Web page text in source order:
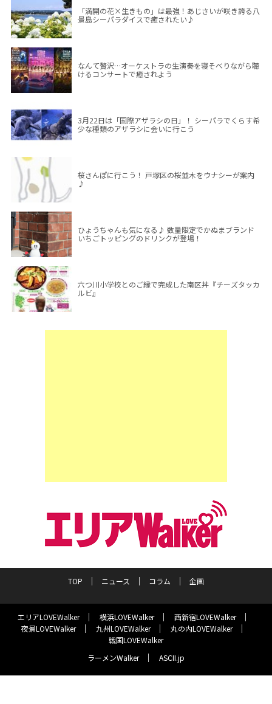
「満開の花×生きもの」は最強！あじさいが咲き誇る八
景島シーパラダイスで癒されたい♪
なんて贅沢…オーケストラの生演奏を寝そべりながら聴
けるコンサートで癒されよう
3月22日は「国際アザラシの日」！ シーパラでくらす希
少な種類のアザラシに会いに行こう
桜さんぽに行こう！ 戸塚区の桜並木をウナシーが案内
♪
ひょうちゃんも気になる♪ 数量限定でかぬまブランド
いちごトッピングのドリンクが登場！
六つ川小学校とのご縁で完成した南区丼『チーズタッカ
ルビ』
TOP ニュース コラム 企画
エリアLOVEWalker 横浜LOVEWalker
西新宿LOVEWalker
夜景LOVEWalker
九州LOVEWalker
丸の内LOVEWalker
戦国LOVEWalker
ラーメンWalker
ASCII.jp